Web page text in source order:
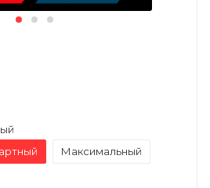
Максимальный